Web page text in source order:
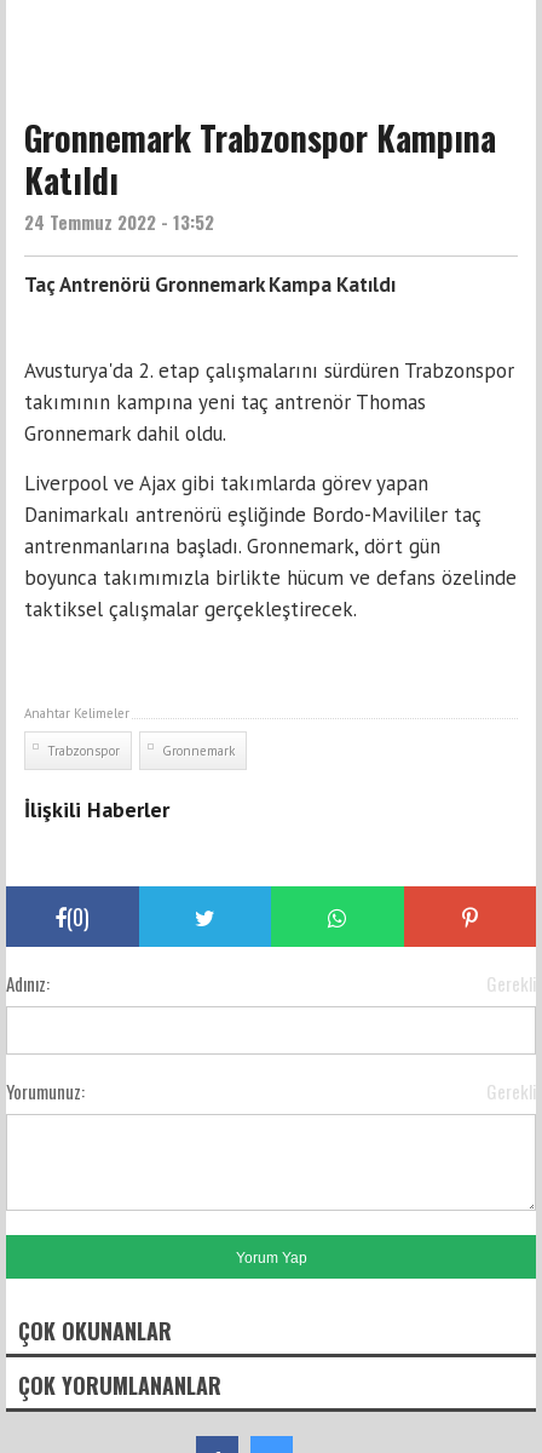
Gronnemark Trabzonspor Kampına
Katıldı
24 Temmuz 2022 - 13:52
Taç Antrenörü Gronnemark Kampa Katıldı
Avusturya'da 2. etap çalışmalarını sürdüren Trabzonspor
takımının kampına yeni taç antrenör Thomas
Gronnemark dahil oldu.
Liverpool ve Ajax gibi takımlarda görev yapan
Danimarkalı antrenörü eşliğinde Bordo-Mavililer taç
antrenmanlarına başladı. Gronnemark, dört gün
boyunca takımımızla birlikte hücum ve defans özelinde
taktiksel çalışmalar gerçekleştirecek.
Anahtar Kelimeler
Trabzonspor Gronnemark
İlişkili Haberler
(0)
Adınız: Gerekli
Yorumunuz: Gerekli
ÇOK OKUNANLAR
ÇOK YORUMLANANLAR